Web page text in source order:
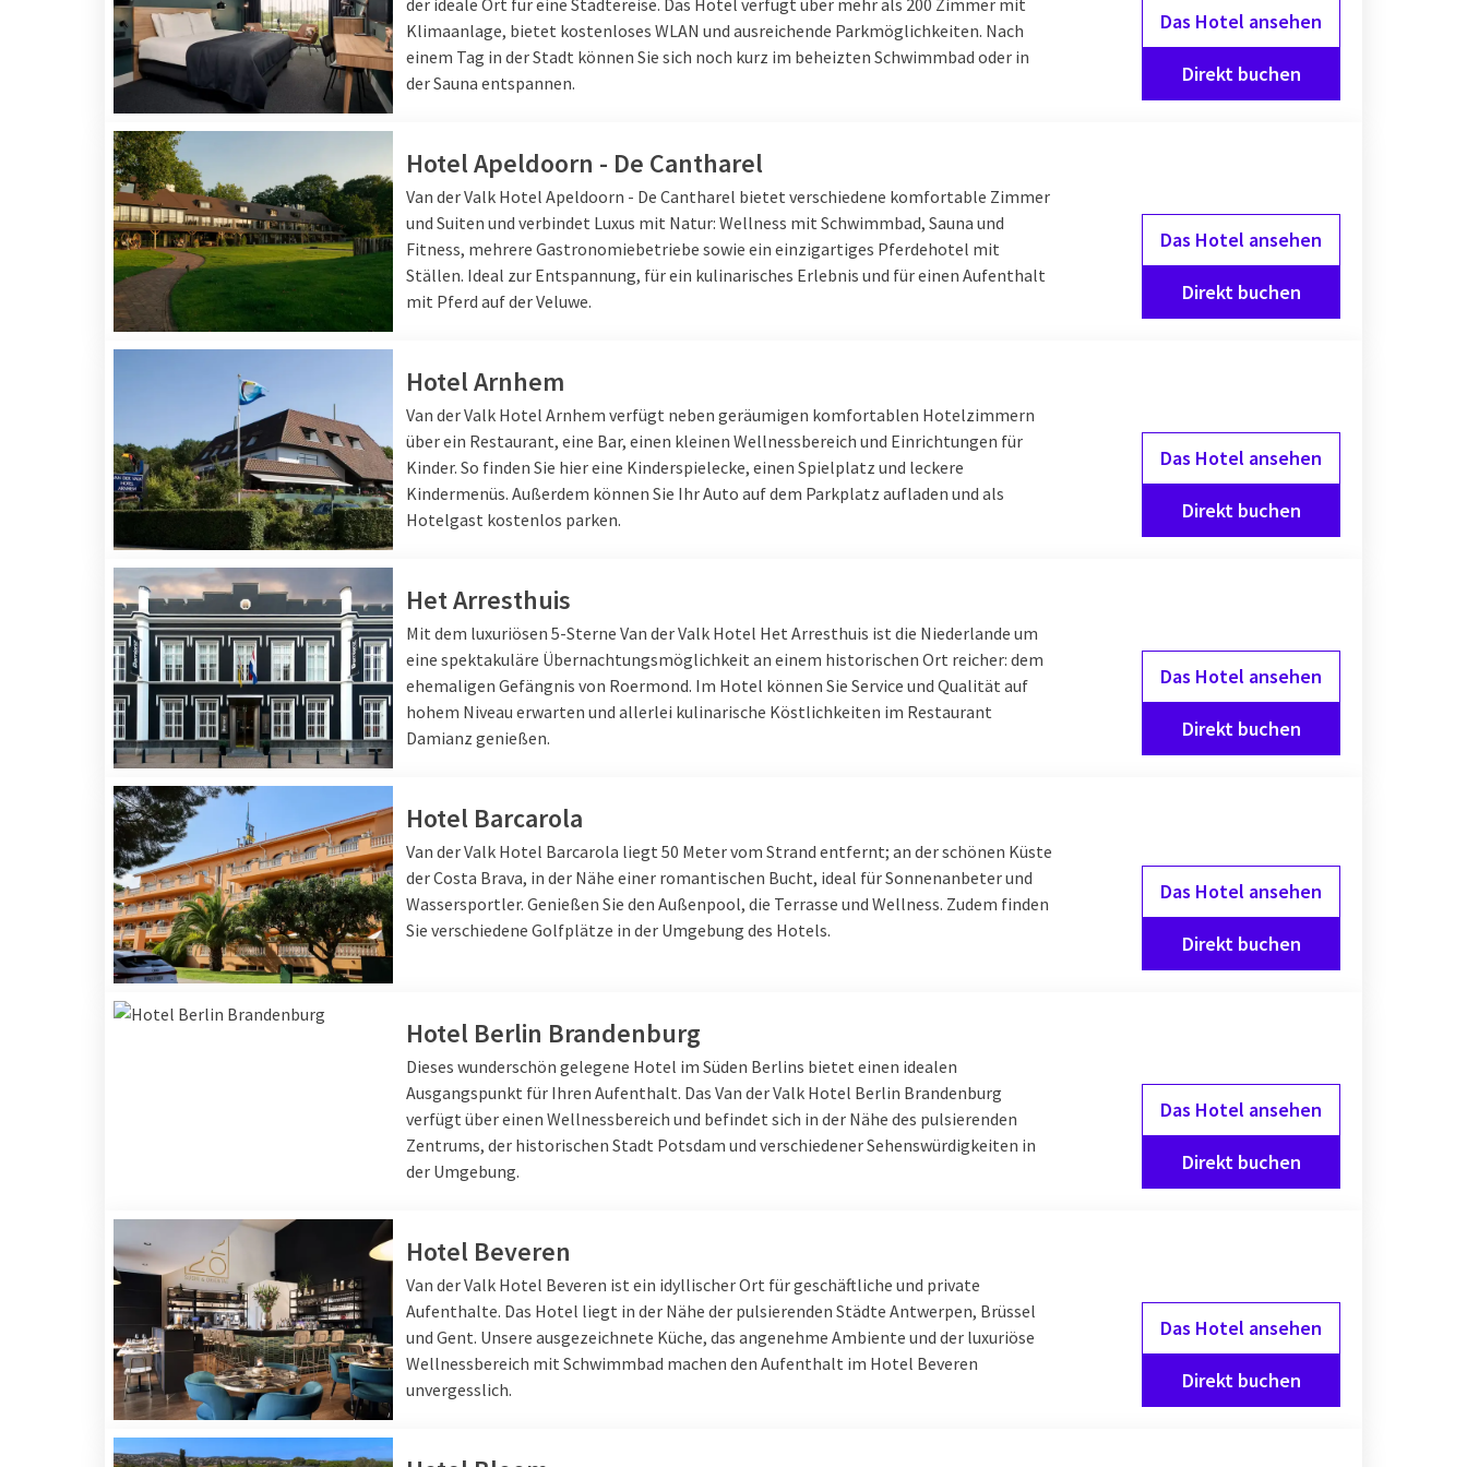
der ideale Ort für eine Städtereise. Das Hotel verfügt über mehr als 200 Zimmer mit
Klimaanlage, bietet kostenloses WLAN und ausreichende Parkmöglichkeiten. Nach
einem Tag in der Stadt können Sie sich noch kurz im beheizten Schwimmbad oder in
der Sauna entspannen.
Das Hotel ansehen
Direkt buchen
Hotel Apeldoorn - De Cantharel
Van der Valk Hotel Apeldoorn - De Cantharel bietet verschiedene komfortable Zimmer
und Suiten und verbindet Luxus mit Natur: Wellness mit Schwimmbad, Sauna und
Fitness, mehrere Gastronomiebetriebe sowie ein einzigartiges Pferdehotel mit
Ställen. Ideal zur Entspannung, für ein kulinarisches Erlebnis und für einen Aufenthalt
mit Pferd auf der Veluwe.
Das Hotel ansehen
Direkt buchen
Hotel Arnhem
Van der Valk Hotel Arnhem verfügt neben geräumigen komfortablen Hotelzimmern
über ein Restaurant, eine Bar, einen kleinen Wellnessbereich und Einrichtungen für
Kinder. So finden Sie hier eine Kinderspielecke, einen Spielplatz und leckere
Kindermenüs. Außerdem können Sie Ihr Auto auf dem Parkplatz aufladen und als
Hotelgast kostenlos parken.
Das Hotel ansehen
Direkt buchen
Het Arresthuis
Mit dem luxuriösen 5-Sterne Van der Valk Hotel Het Arresthuis ist die Niederlande um
eine spektakuläre Übernachtungsmöglichkeit an einem historischen Ort reicher: dem
ehemaligen Gefängnis von Roermond. Im Hotel können Sie Service und Qualität auf
hohem Niveau erwarten und allerlei kulinarische Köstlichkeiten im Restaurant
Damianz genießen.
Das Hotel ansehen
Direkt buchen
Hotel Barcarola
Van der Valk Hotel Barcarola liegt 50 Meter vom Strand entfernt; an der schönen Küste
der Costa Brava, in der Nähe einer romantischen Bucht, ideal für Sonnenanbeter und
Wassersportler. Genießen Sie den Außenpool, die Terrasse und Wellness. Zudem finden
Sie verschiedene Golfplätze in der Umgebung des Hotels.
Das Hotel ansehen
Direkt buchen
Hotel Berlin Brandenburg
Dieses wunderschön gelegene Hotel im Süden Berlins bietet einen idealen
Ausgangspunkt für Ihren Aufenthalt. Das Van der Valk Hotel Berlin Brandenburg
verfügt über einen Wellnessbereich und befindet sich in der Nähe des pulsierenden
Zentrums, der historischen Stadt Potsdam und verschiedener Sehenswürdigkeiten in
der Umgebung.
Das Hotel ansehen
Direkt buchen
Hotel Beveren
Van der Valk Hotel Beveren ist ein idyllischer Ort für geschäftliche und private
Aufenthalte. Das Hotel liegt in der Nähe der pulsierenden Städte Antwerpen, Brüssel
und Gent. Unsere ausgezeichnete Küche, das angenehme Ambiente und der luxuriöse
Wellnessbereich mit Schwimmbad machen den Aufenthalt im Hotel Beveren
unvergesslich.
Das Hotel ansehen
Direkt buchen